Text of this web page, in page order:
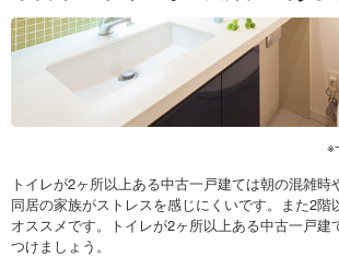
トイレが2ヶ所以上ある中古一戸建ては朝の混雑時
同居の家族がストレスを感じにくいです。また2階
オススメです。トイレが2ヶ所以上ある中古一戸建
つけましょう。